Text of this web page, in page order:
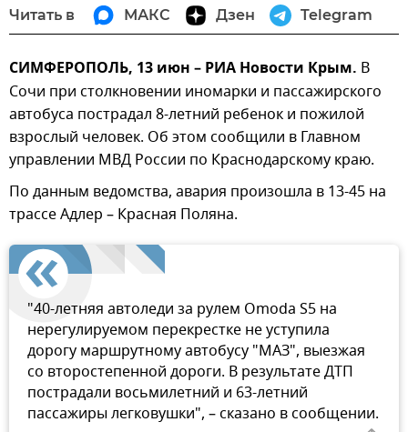
Читать в МАКС Дзен Telegram
СИМФЕРОПОЛЬ, 13 июн – РИА Новости Крым. В
Сочи при столкновении иномарки и пассажирского
автобуса пострадал 8-летний ребенок и пожилой
взрослый человек. Об этом сообщили в Главном
управлении МВД России по Краснодарскому краю.
По данным ведомства, авария произошла в 13-45 на
трассе Адлер – Красная Поляна.
"40-летняя автоледи за рулем Omoda S5 на
нерегулируемом перекрестке не уступила
дорогу маршрутному автобусу "МАЗ", выезжая
со второстепенной дороги. В результате ДТП
пострадали восьмилетний и 63-летний
пассажиры легковушки", – сказано в сообщении.